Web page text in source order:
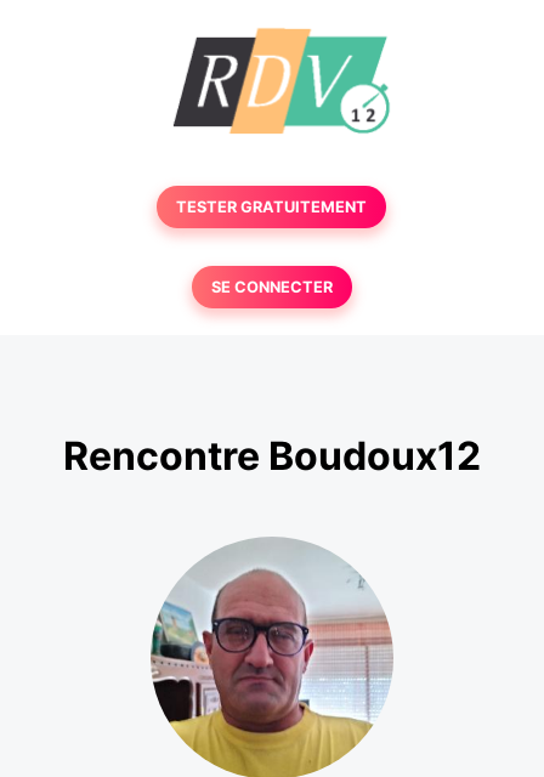
TESTER GRATUITEMENT
SE CONNECTER
Rencontre Boudoux12